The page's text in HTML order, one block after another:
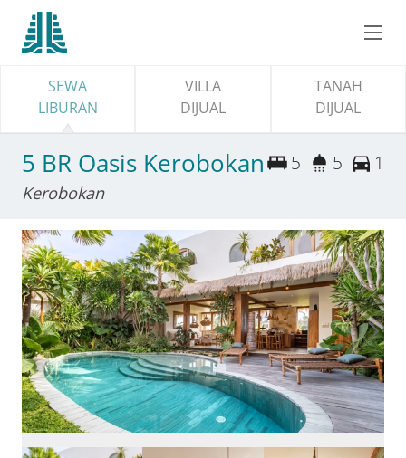
SEWA
LIBURAN
VILLA
DIJUAL
TANAH
DIJUAL
5 BR Oasis Kerobokan
Kerobokan
5 5 1